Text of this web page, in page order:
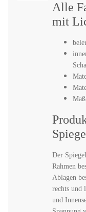
Alle
mit
Der
Rahmen
Ablagen
rechts und
und